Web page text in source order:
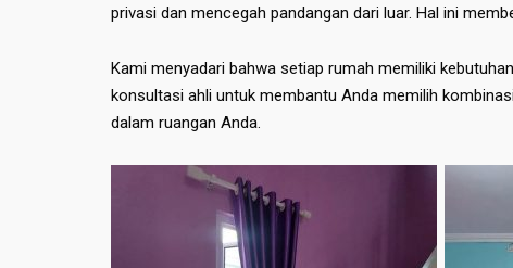
privasi dan mencegah pandangan dari luar. Hal ini
Kami menyadari bahwa setiap rumah memiliki
konsultasi ahli untuk membantu Anda memilih
dalam ruangan Anda.